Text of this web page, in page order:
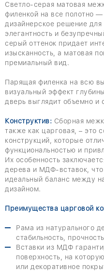
Светло-серая матовая
филенкой на все полотно
дизайнерское решение для
элегантность и
серый оттенок придает
изысканность, а матовая
премиальный вид.
Парящая филенка на всю
визуальный эффект
дверь выглядит объемно и
Конструктив: Сборная
также как царговая, – это
конструкций, которые
функциональностью и
Их особенность
дерева и МДФ-вставок, что
идеальный баланс между
дизайном.
Преимущества царговой
Рама из натурального
стабильность,
Вставки из МДФ
поверхность, на
или декоративное